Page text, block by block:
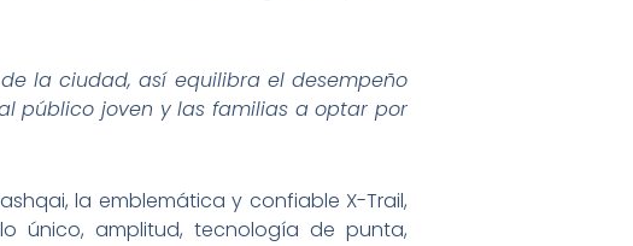
la ciudad, así equilibra el desempeño
público joven y las familias a optar por
la emblemática y confiable X-Trail,
único, amplitud, tecnología de punta,